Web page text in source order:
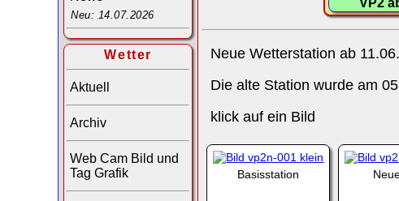
Neu: 14.07.2026
Wetter
Aktuell
Archiv
Web Cam Bild und
Tag Grafik
Neue Wetterstation ab
Die alte Station wurde am
klick auf ein Bild
Basisstation